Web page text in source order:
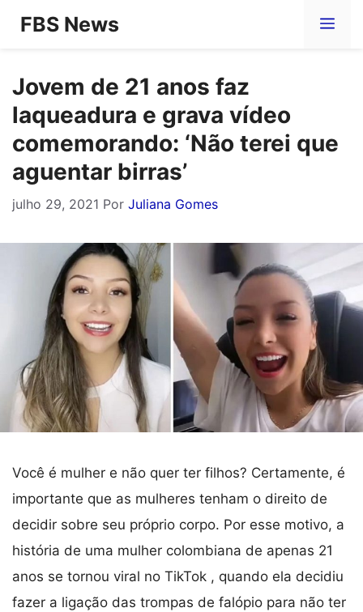
Pular
conteúdo
FBS News
Jovem de 21 anos faz
laqueadura e grava vídeo
comemorando: ‘Não terei que
aguentar birras’
julho 29, 2021 Por Juliana Gomes
Você é mulher e não quer ter filhos? Certamente, é
importante que as mulheres tenham o direito de
decidir sobre seu próprio corpo. Por esse motivo, a
história de uma mulher colombiana de apenas 21
anos se tornou viral no TikTok , quando ela decidiu
fazer a ligação das trompas de falópio para não ter